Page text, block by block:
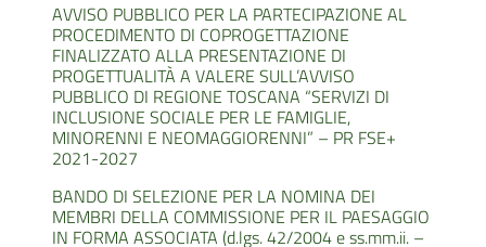
AVVISO PUBBLICO PER LA PARTECIPAZIONE AL
PROCEDIMENTO DI COPROGETTAZIONE
FINALIZZATO ALLA PRESENTAZIONE DI
PROGETTUALITÀ A VALERE SULL’AVVISO
PUBBLICO DI REGIONE TOSCANA “SERVIZI DI
INCLUSIONE SOCIALE PER LE FAMIGLIE,
MINORENNI E NEOMAGGIORENNI” – PR FSE+
2021-2027
BANDO DI SELEZIONE PER LA NOMINA DEI
MEMBRI DELLA COMMISSIONE PER IL PAESAGGIO
IN FORMA ASSOCIATA (d.lgs. 42/2004 e ss.mm.ii. –